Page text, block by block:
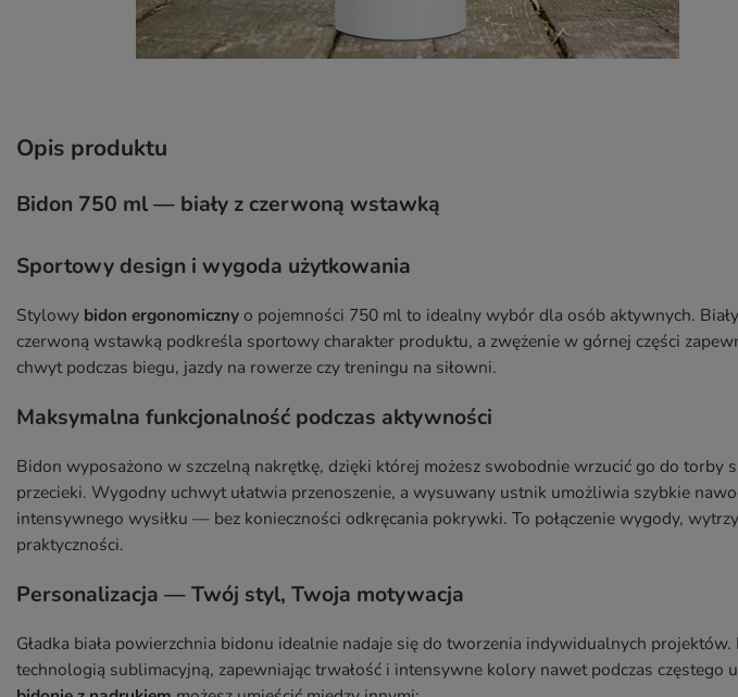
Opis produktu
Bidon 750 ml — biały z czerwoną wstawką
Sportowy design i wygoda użytkowania
Stylowy bidon ergonomicznyo pojemności 750 ml to idealny wybór dla osób aktywnych.
czerwoną wstawką podkreśla sportowy charakter produktu, a zwężenie w górnej części
chwyt podczas biegu, jazdy na rowerze czy treningu na siłowni.
Maksymalna funkcjonalność podczas aktywności
Bidon wyposażono w szczelną nakrętkę, dzięki której możesz swobodnie wrzucić go do torby
przecieki. Wygodny uchwyt ułatwia przenoszenie, a wysuwany ustnik umożliwia szybkie
intensywnego wysiłku — bez konieczności odkręcania pokrywki. To połączenie wygody,
praktyczności.
Personalizacja — Twój styl, Twoja motywacja
Gładka biała powierzchnia bidonu idealnie nadaje się do tworzenia indywidualnych
technologią sublimacyjną, zapewniając trwałość i intensywne kolory nawet podczas częstego